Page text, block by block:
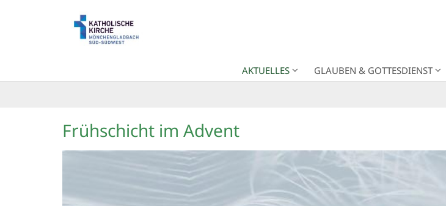
AKTUELLES GLAUBEN & GOTTESDIENST
Frühschicht im Advent